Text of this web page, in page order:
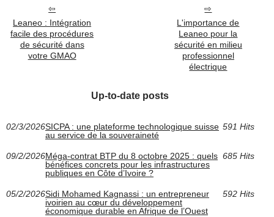
Leaneo : Intégration
facile des procédures
de sécurité dans
votre GMAO
L'importance de
Leaneo pour la
sécurité en milieu
professionnel
électrique
Up-to-date posts
02/3/2026SICPA : une plateforme technologique suisse
au service de la souveraineté
591 Hits
09/2/2026Méga-contrat BTP du 8 octobre 2025 : quels
bénéfices concrets pour les infrastructures
publiques en Côte d’Ivoire ?
685 Hits
05/2/2026Sidi Mohamed Kagnassi : un entrepreneur
ivoirien au cœur du développement
économique durable en Afrique de l’Ouest
592 Hits